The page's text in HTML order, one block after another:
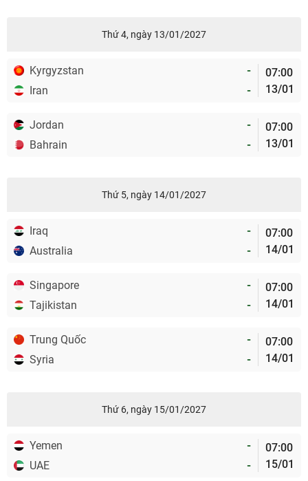
Thứ 4, ngày 13/01/2027
Kyrgyzstan
-
Iran
-
07:00
13/01
Jordan
-
Bahrain
-
07:00
13/01
Thứ 5, ngày 14/01/2027
Iraq
-
Australia
-
07:00
14/01
Singapore
-
Tajikistan
-
07:00
14/01
Trung Quốc
-
Syria
-
07:00
14/01
Thứ 6, ngày 15/01/2027
Yemen
-
UAE
-
07:00
15/01